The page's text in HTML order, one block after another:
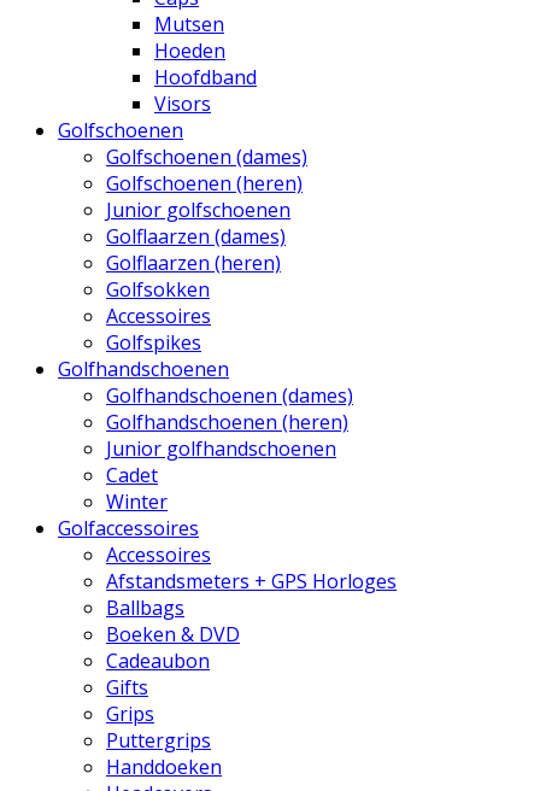
Mutsen
Hoeden
Hoofdband
Visors
Golfschoenen
Golfschoenen (dames)
Golfschoenen (heren)
Junior golfschoenen
Golflaarzen (dames)
Golflaarzen (heren)
Golfsokken
Accessoires
Golfspikes
Golfhandschoenen
Golfhandschoenen (dames)
Golfhandschoenen (heren)
Junior golfhandschoenen
Cadet
Winter
Golfaccessoires
Accessoires
Afstandsmeters + GPS Horloges
Ballbags
Boeken & DVD
Cadeaubon
Gifts
Grips
Puttergrips
Handdoeken